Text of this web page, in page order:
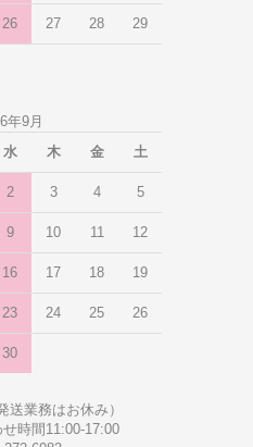
26 27 28 29
年9月
水 木 金 土
2 3 4 5
9 10 11 12
16 17 18 19
23 24 25 26
30
送業務はお休み）
時間11:00-17:00